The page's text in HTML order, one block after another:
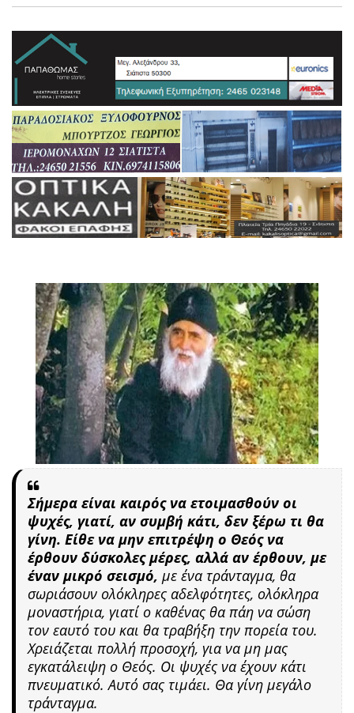
Σήμερα είναι καιρός να ετοιμασθούν οι
ψυχές, γιατί, αν συμβή κάτι, δεν ξέρω τι θα
γίνη. Είθε να μην επιτρέψη ο Θεός να
έρθουν δύσκολες μέρες, αλλά αν έρθουν, με
έναν μικρό σεισμό, με ένα τράνταγμα, θα
σωριάσουν ολόκληρες αδελφότητες, ολόκληρα
μοναστήρια, γιατί ο καθένας θα πάη να σώση
τον εαυτό του και θα τραβήξη την πορεία του.
Χρειάζεται πολλή προσοχή, για να μη μας
εγκατάλειψη ο Θεός. Οι ψυχές να έχουν κάτι
πνευματικό. Αυτό σας τιμάει. Θα γίνη μεγάλο
τράνταγμα.